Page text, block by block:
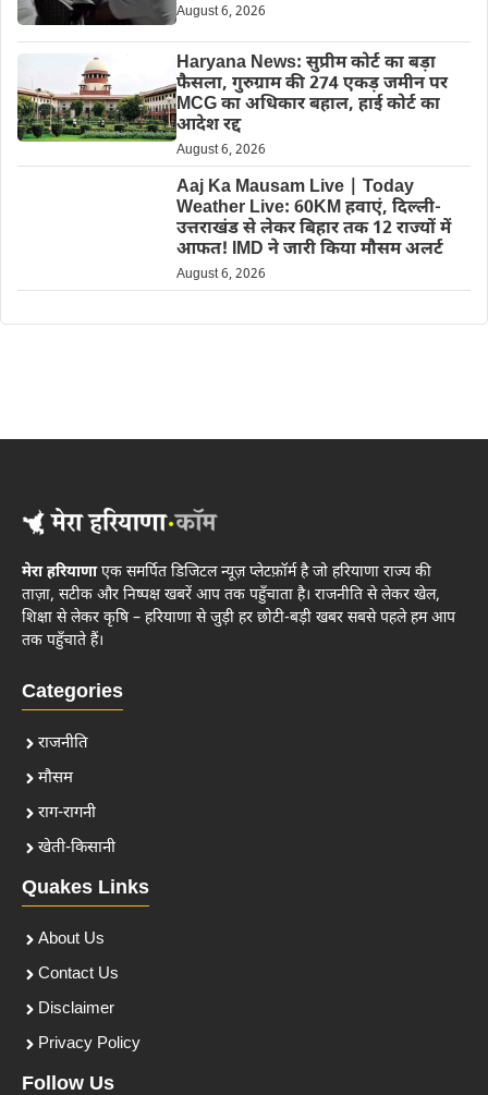
August 6, 2026
Haryana News: सुप्रीम कोर्ट का बड़ा
फैसला, गुरुग्राम की 274 एकड़ जमीन पर
MCG का अधिकार बहाल, हाई कोर्ट का
आदेश रद्द
August 6, 2026
Aaj Ka Mausam Live | Today
Weather Live: 60KM हवाएं, दिल्ली-
उत्तराखंड से लेकर बिहार तक 12 राज्यों में
आफत! IMD ने जारी किया मौसम अलर्ट
August 6, 2026
मेरा हरियाणाएक समर्पित डिजिटल न्यूज़ प्लेटफ़ॉर्म है जो हरियाणा राज्य की
ताज़ा, सटीक और निष्पक्ष खबरें आप तक पहुँचाता है। राजनीति से लेकर खेल,
शिक्षा से लेकर कृषि – हरियाणा से जुड़ी हर छोटी-बड़ी खबर सबसे पहले हम आप
तक पहुँचाते हैं।
Categories
राजनीति
मौसम
राग-रागनी
खेती-किसानी
Quakes Links
About Us
Contact Us
Disclaimer
Privacy Policy
Follow Us